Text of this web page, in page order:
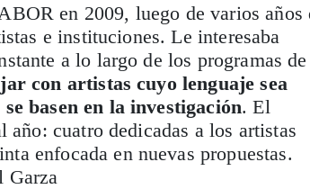
en 2009, luego de varios años
e instituciones. Le interesaba
a lo largo de los programas de
con artistas cuyo lenguaje sea
basen en la investigación. El
cuatro dedicadas a los artistas
enfocada en nuevas propuestas.
Garza